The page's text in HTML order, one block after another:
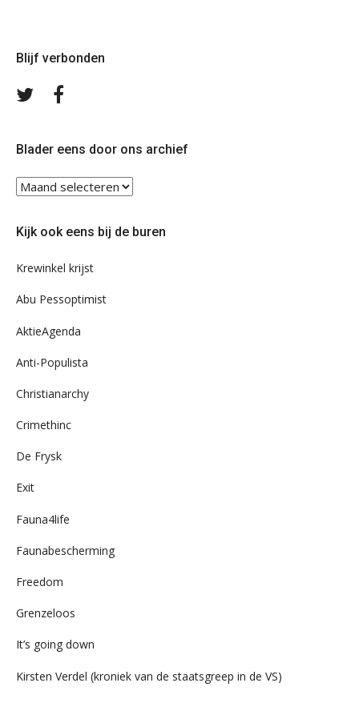
Blijf verbonden
Volg
Blader eens door ons archief
Blader
eens
ons
Kijk ook eens bij de buren
Krewinkel krijst
Abu Pessoptimist
AktieAgenda
Anti-Populista
Christianarchy
Crimethinc
De Frysk
Exit
Fauna4life
Faunabescherming
Freedom
Grenzeloos
It’s going down
Kirsten Verdel (kroniek van de staatsgreep in de VS)